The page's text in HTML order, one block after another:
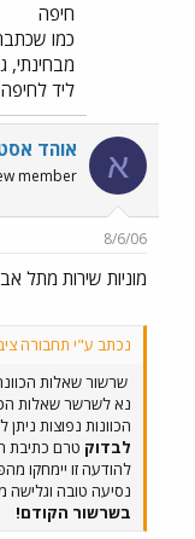
חיפה
כמו
מבחינתי,
ליד
א אוהד
member
8/6/06
מוניות שירות מתל
נכתב ע"י תחבורה
שרשור שאלות הכוונה - 8/
נא לשרשר שאלות
הכוונות נפוצות
לבדוק טרם כתיבת
להודעה זו יימחקו
נסיעה טובה וגלישה
בשרשור הקודם!